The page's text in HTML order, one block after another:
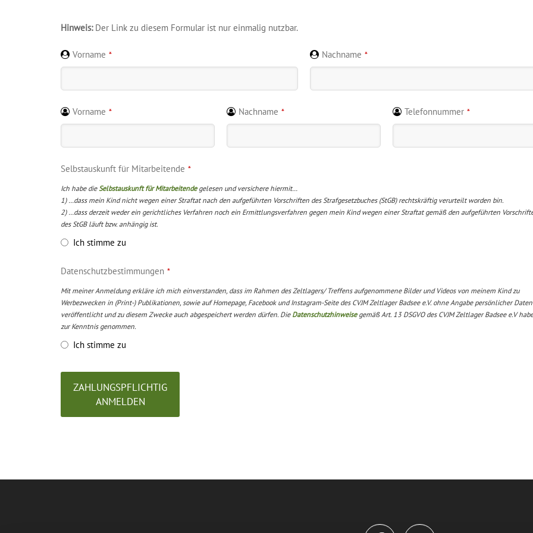
Hinweis:Der Link zu diesem Formular ist nur einmalig nutzbar.
Vorname * Nachname *
Vorname * Nachname * Telefonnummer *
Selbstauskunft für Mitarbeitende *
Ich habe dieSelbstauskunft für Mitarbeitendegelesen und versichere hiermit…
1) …dass mein Kind nicht wegen einer Straftat nach den aufgeführten Vorschriften des Strafgesetzbuches (StGB) rechtskräftig verurteilt worden bin.
2) …dass derzeit weder ein gerichtliches Verfahren noch ein Ermittlungsverfahren gegen mein Kind wegen einer Straftat gemäß den aufgeführten
des StGB läuft bzw. anhängig ist.
Ich stimme zu
Datenschutzbestimmungen *
Mit meiner Anmeldung erkläre ich mich einverstanden, dass im Rahmen des Zeltlagers/ Treffens aufgenommene Bilder und Videos von meinem Kind zu
Werbezwecken in (Print-) Publikationen, sowie auf Homepage, Facebook und Instagram-Seite des CVJM Zeltlager Badsee e.V. ohne Angabe persönlicher Daten
veröffentlicht und zu diesem Zwecke auch abgespeichert werden dürfen. Die Datenschutzhinweisegemäß Art. 13 DSGVO des CVJM Zeltlager Badsee e.V
zur Kenntnis genommen.
Ich stimme zu
ZAHLUNGSPFLICHTIG
ANMELDEN
be